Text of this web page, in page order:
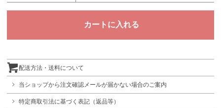
配送方法・送料について
当ショップから注文確認メールが届かない場合のご案内
特定商取引法に基づく表記（返品等）